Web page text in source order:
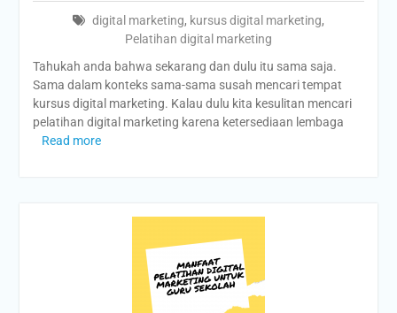
digital marketing, kursus digital marketing,
Pelatihan digital marketing
Tahukah anda bahwa sekarang dan dulu itu sama saja.
Sama dalam konteks sama-sama susah mencari tempat
kursus digital marketing. Kalau dulu kita kesulitan mencari
pelatihan digital marketing karena ketersediaan lembaga
Read more